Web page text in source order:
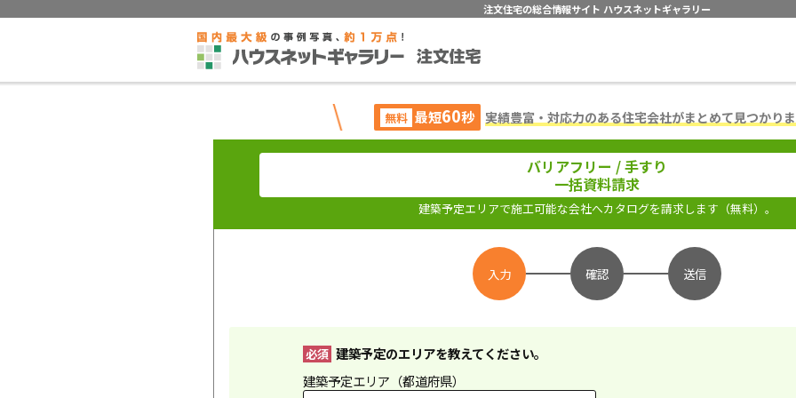
注文住宅の総合情報サイト ハウスネットギャラリー
無料 最短60秒 実績豊富・対応力のある住宅会社がまとめて見つかり
バリアフリー / 手すり
一括資料請求
建築予定エリアで施工可能な会社へカタログを請求します（無料）。
入力 確認 送信
必須 建築予定のエリアを教えてください。
建築予定エリア（都道府県）